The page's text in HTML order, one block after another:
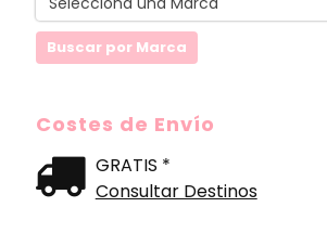
Costes de Envío
GRATIS *
Consultar Destinos